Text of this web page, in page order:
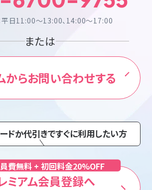
平日11:00〜13:00、14:00〜17:00
または
からお問い合わせする
ドか代引きですぐに利用したい方
費無料 + 初回料金20%OFF
ミアム会員登録へ